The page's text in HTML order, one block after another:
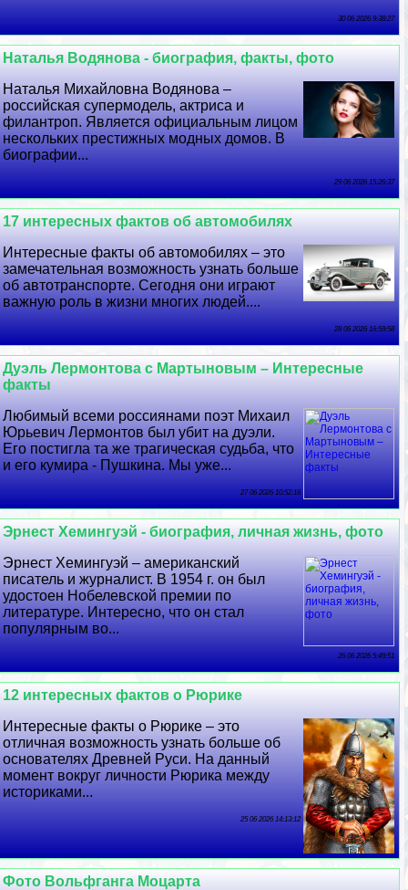
30 06 2026 9:38:27
Наталья Водянова - биография, факты, фото
Наталья Михайловна Водянова –
российская супермодель, актриса и
филантроп. Является официальным лицом
нескольких престижных модных домов. В
биографии...
29 06 2026 15:26:37
17 интересных фактов об автомобилях
Интересные факты об автомобилях – это
замечательная возможность узнать больше
об автотрaнcпорте. Сегодня они играют
важную роль в жизни многих людей....
28 06 2026 16:59:58
Дуэль Лермонтова с Мартыновым – Интересные
факты
Любимый всеми россиянами поэт Михаил
Юрьевич Лермонтов был убит на дуэли.
Его постигла та же трагическая судьба, что
и его кумира - Пушкина. Мы уже...
27 06 2026 10:52:16
Эрнест Хемингуэй - биография, личная жизнь, фото
Эрнест Хемингуэй – американский
писатель и журналист. В 1954 г. он был
удостоен Нобелевской премии по
литературе. Интересно, что он стал
популярным во...
26 06 2026 5:49:51
12 интересных фактов о Рюрике
Интересные факты о Рюрике – это
отличная возможность узнать больше об
основателях Древней Руси. На данный
момент вокруг личности Рюрика между
историками...
25 06 2026 14:13:12
Фото Вольфганга Моцарта